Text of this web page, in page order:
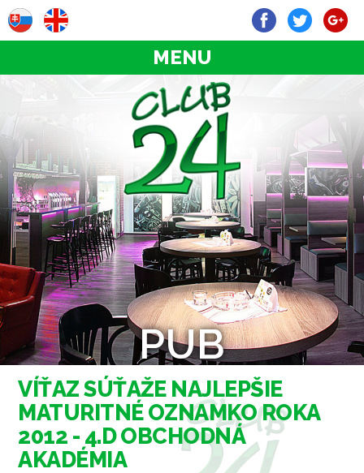
MENU
PUB
VÍŤAZ SÚŤAŽE NAJLEPŠIE
MATURITNÉ OZNAMKO ROKA
2012 - 4.D OBCHODNÁ
AKADÉMIA